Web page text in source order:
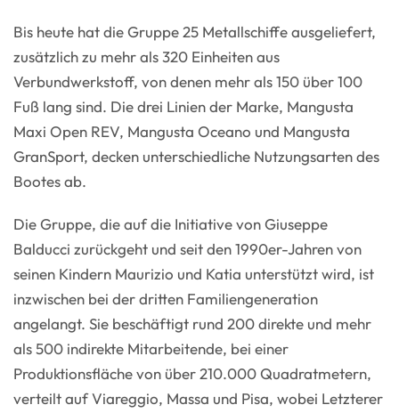
Bis heute hat die Gruppe 25 Metallschiffe ausgeliefert,
zusätzlich zu mehr als 320 Einheiten aus
Verbundwerkstoff, von denen mehr als 150 über 100
Fuß lang sind. Die drei Linien der Marke, Mangusta
Maxi Open REV, Mangusta Oceano und Mangusta
GranSport, decken unterschiedliche Nutzungsarten des
Bootes ab.
Die Gruppe, die auf die Initiative von Giuseppe
Balducci zurückgeht und seit den 1990er-Jahren von
seinen Kindern Maurizio und Katia unterstützt wird, ist
inzwischen bei der dritten Familiengeneration
angelangt. Sie beschäftigt rund 200 direkte und mehr
als 500 indirekte Mitarbeitende, bei einer
Produktionsfläche von über 210.000 Quadratmetern,
verteilt auf Viareggio, Massa und Pisa, wobei Letzterer